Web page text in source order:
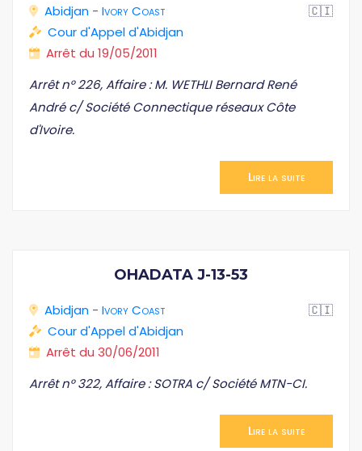
Abidjan - Ivory Coast
🇨🇮
Cour d'Appel d'Abidjan
Arrêt du 19/05/2011
Arrêt n° 226, Affaire : M. WETHLI Bernard René
André c/ Société Connectique réseaux Côte
d'Ivoire.
Lire la suite
OHADATA J-13-53
Abidjan - Ivory Coast
🇨🇮
Cour d'Appel d'Abidjan
Arrêt du 30/06/2011
Arrêt n° 322, Affaire : SOTRA c/ Société MTN-CI.
Lire la suite